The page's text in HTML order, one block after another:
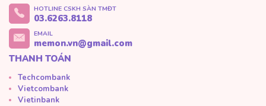
HOTLINE CSKH SÀN TMĐT
03.6263.8118
EMAIL
memon.vn@gmail.com
THANH TOÁN
Techcombank
Vietcombank
Vietinbank